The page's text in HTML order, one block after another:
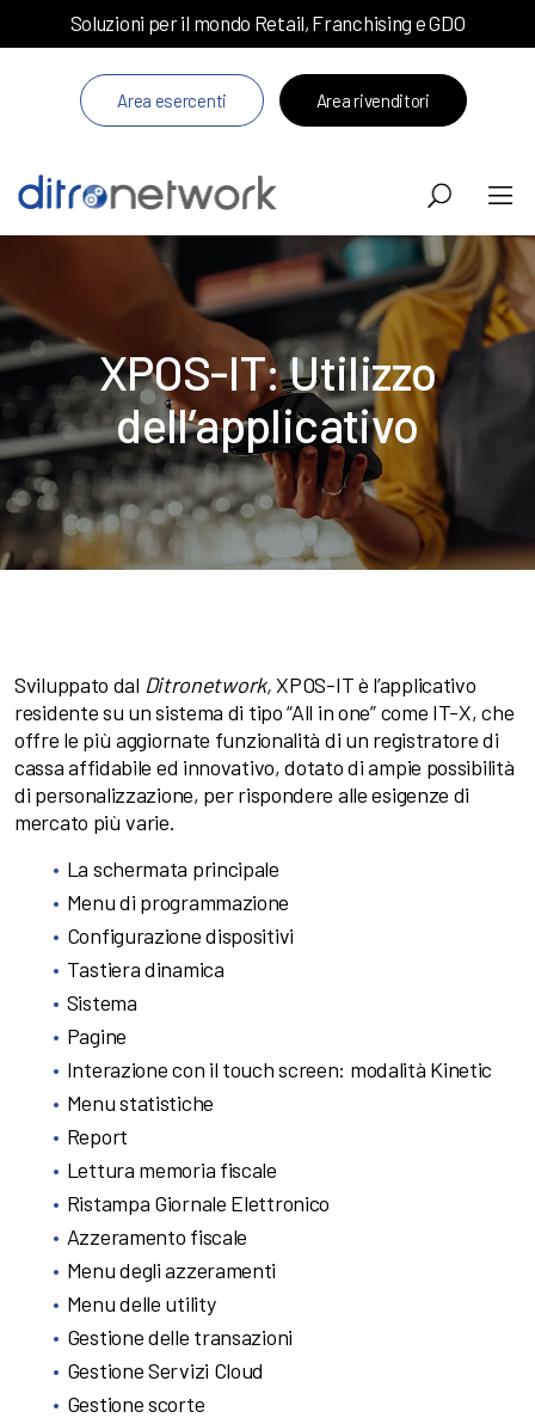
Soluzioni per il mondo Retail, Franchising e GDO
Area esercenti Area rivenditori
XPOS-IT: Utilizzo
dell’applicativo
Sviluppato dal Ditronetwork,XPOS-IT è l’applicativo
residente su un sistema di tipo “All in one” come IT-X, che
offre le più aggiornate funzionalità di un registratore di
cassa affidabile ed innovativo, dotato di ampie possibilità
di personalizzazione, per rispondere alle esigenze di
mercato più varie.
La schermata principale
Menu di programmazione
Configurazione dispositivi
Tastiera dinamica
Sistema
Pagine
Interazione con il touch screen: modalità Kinetic
Menu statistiche
Report
Lettura memoria fiscale
Ristampa Giornale Elettronico
Azzeramento fiscale
Menu degli azzeramenti
Menu delle utility
Gestione delle transazioni
Gestione Servizi Cloud
Gestione scorte